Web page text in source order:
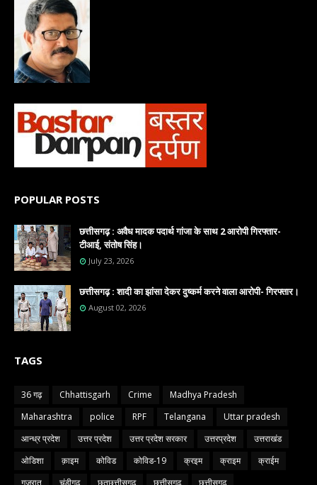
POPULAR POSTS
छत्तीसगढ़ : अवैध मादक पदार्थ गांजा के साथ 2 आरोपी गिरफ्तार-
टीआई, संतोष सिंह।
July 23, 2026
छत्तीसगढ़ : शादी का झांसा देकर दुष्कर्म करने वाला आरोपी- गिरफ्तार।
August 02, 2026
TAGS
36 गढ़ Chhattisgarh Crime
Madhya Pradesh
Maharashtra
police RPF Telangana
Uttar pradesh
आन्ध्र प्रदेश
उत्तर प्रदेश उत्तर प्रदेश सरकार उत्तरप्रदेश
उत्तराखंड
ओडिशा
क़ाइम कोविड कोविड-19 क्रइम क्राइम
क्राईम
गुजरात
चंडीगढ़ छतछत्तीसगढ़ छत्तीसगढ छत्तीसगढ़